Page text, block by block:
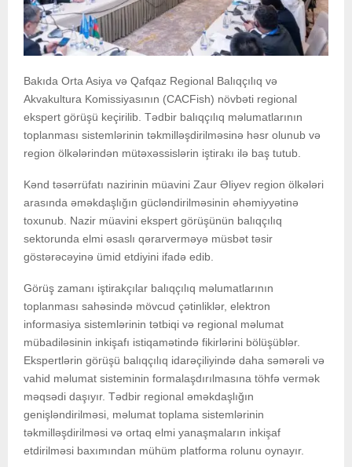
Bakıda Orta Asiya və Qafqaz Regional Balıqçılıq və
Akvakultura Komissiyasının (CACFish) növbəti regional
ekspert görüşü keçirilib. Tədbir balıqçılıq məlumatlarının
toplanması sistemlərinin təkmilləşdirilməsinə həsr olunub və
region ölkələrindən mütəxəssislərin iştirakı ilə baş tutub.
Kənd təsərrüfatı nazirinin müavini Zaur Əliyev region ölkələri
arasında əməkdaşlığın gücləndirilməsinin əhəmiyyətinə
toxunub. Nazir müavini ekspert görüşünün balıqçılıq
sektorunda elmi əsaslı qərarverməyə müsbət təsir
göstərəcəyinə ümid etdiyini ifadə edib.
Görüş zamanı iştirakçılar balıqçılıq məlumatlarının
toplanması sahəsində mövcud çətinliklər, elektron
informasiya sistemlərinin tətbiqi və regional məlumat
mübadiləsinin inkişafı istiqamətində fikirlərini bölüşüblər.
Ekspertlərin görüşü balıqçılıq idarəçiliyində daha səmərəli və
vahid məlumat sisteminin formalaşdırılmasına töhfə vermək
məqsədi daşıyır. Tədbir regional əməkdaşlığın
genişləndirilməsi, məlumat toplama sistemlərinin
təkmilləşdirilməsi və ortaq elmi yanaşmaların inkişaf
etdirilməsi baxımından mühüm platforma rolunu oynayır.